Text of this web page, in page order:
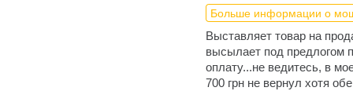
Больше информации о
Выставляет товар на
высылает под предлогом
оплату...не ведитесь, в
700 грн не вернул хотя